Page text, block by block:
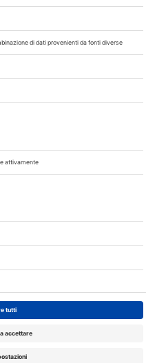
| P.iva 08056040960
Enrico Forlanini 21 -
n° 5578/2022 del